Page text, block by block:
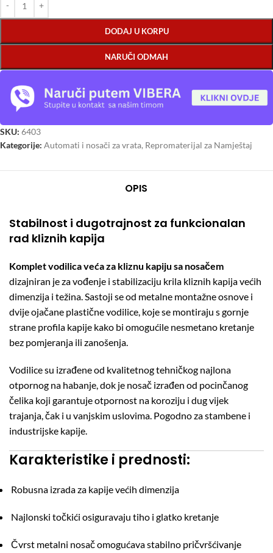
DODAJ U KORPU
NARUČI ODMAH
SKU: 6403
Kategorije: Automati i nosači za vrata, Repromaterijal za Namještaj
OPIS
Stabilnost i dugotrajnost za funkcionalan
rad kliznih kapija
Komplet vodilica veća za kliznu kapiju sa nosačem
dizajniran je za vođenje i stabilizaciju krila kliznih kapija većih
dimenzija i težina. Sastoji se od metalne montažne osnove i
dvije ojačane plastične vodilice, koje se montiraju s gornje
strane profila kapije kako bi omogućile nesmetano kretanje
bez pomjeranja ili zanošenja.
Vodilice su izrađene od kvalitetnog tehničkog najlona
otpornog na habanje, dok je nosač izrađen od pocinčanog
čelika koji garantuje otpornost na koroziju i dug vijek
trajanja, čak i u vanjskim uslovima. Pogodno za stambene i
industrijske kapije.
Karakteristike i prednosti:
Robusna izrada za kapije većih dimenzija
Najlonski točkići osiguravaju tiho i glatko kretanje
Čvrst metalni nosač omogućava stabilno pričvršćivanje